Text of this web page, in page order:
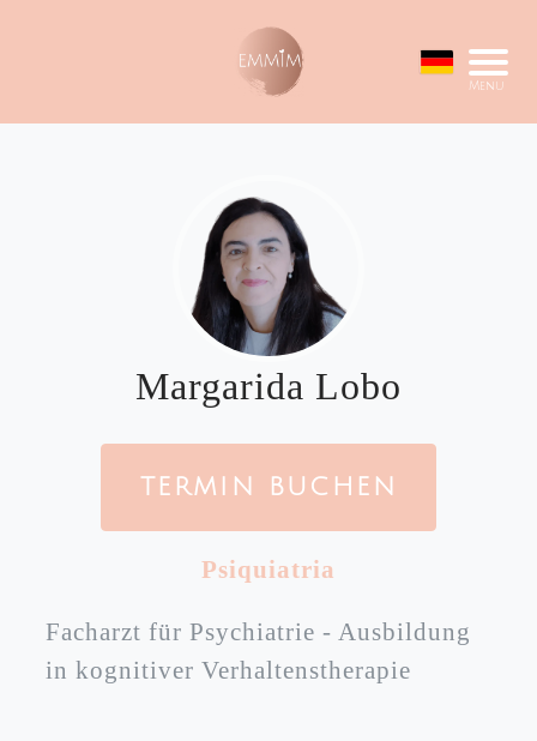
Menu
Margarida Lobo
TERMIN BUCHEN
Psiquiatria
Facharzt für Psychiatrie - Ausbildung
in kognitiver Verhaltenstherapie